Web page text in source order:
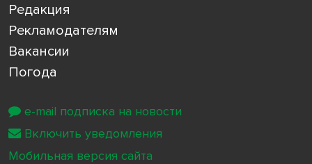
Редакция
Рекламодателям
Вакансии
Погода
e-mail подписка на новости
Включить уведомления
Мобильная версия сайта